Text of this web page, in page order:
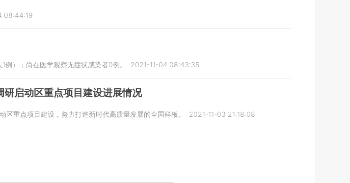
08:44:19
）；尚在医学观察无症状感染者0例。 2021-11-04 08:43:35
研启动区重点项目建设进展情况
区重点项目建设，努力打造新时代高质量发展的全国样板。 2021-11-03 21:18:08